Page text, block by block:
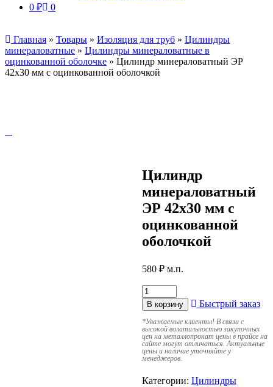
0 ₽ 0
Главная » Товары » Изоляция для труб » Цилиндры
минераловатные » Цилиндры минераловатные в
оцинкованной оболочке » Цилиндр минераловатный ЭР
42х30 мм с оцинкованной оболочкой
Цилиндр
минераловатный
ЭР 42х30 мм с
оцинкованной
оболочкой
580 ₽ м.п.
В корзину Быстрый заказ
*Уважаемые клиенты! В связи с
высокой волатильностью закупочных
цен на металлопрокат цены в прайсе на
сайте могут отличаться. Актуальные
цены и наличие уточняйте у
менеджеров.
Категории: Цилиндры